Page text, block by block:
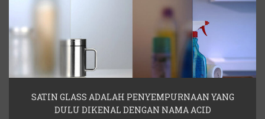
SATIN GLASS ADALAH PENYEMPURNAAN YANG
DULU DIKENAL DENGAN NAMA ACID